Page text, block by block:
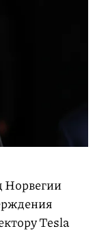
Норвегии
Tesla